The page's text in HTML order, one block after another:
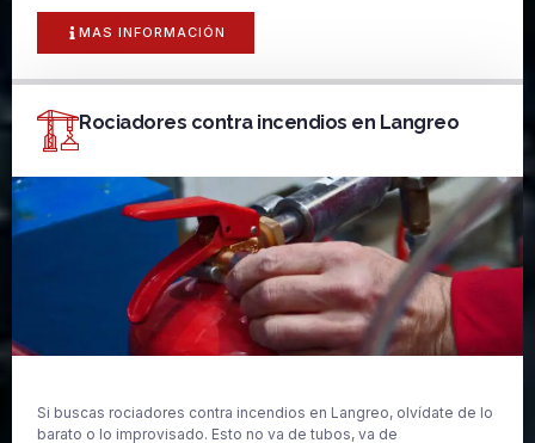
MAS INFORMACIÓN
Rociadores contra incendios en Langreo
Si buscas rociadores contra incendios en Langreo, olvídate de lo
barato o lo improvisado. Esto no va de tubos, va de